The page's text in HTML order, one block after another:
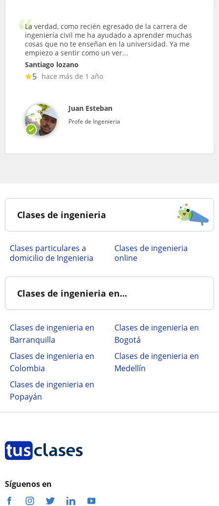
La verdad, como recién egresado de la carrera de
ingeniería civil me ha ayudado a aprender muchas
cosas que no te enseñan en la universidad. Ya me
empiezo a sentir como un ver...
Santiago lozano
5 hace más de 1 año
Juan Esteban
Profe de Ingenieria
Clases de ingenieria
clases particulares a
domicilio de Ingenieria
Clases de ingenieria
online
Clases de ingenieria en...
Clases de ingenieria en
Barranquilla
Clases de ingenieria en
Bogotá
Clases de ingenieria en
Colombia
Clases de ingenieria en
Medellín
Clases de ingenieria en
Popayán
Síguenos en